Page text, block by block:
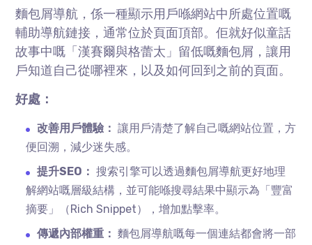
麵包屑導航，係一種顯示用戶喺網站中所處位置嘅
輔助導航鏈接，通常位於頁面頂部。佢就好似童話
故事中嘅「漢賽爾與格蕾太」留低嘅麵包屑，讓用
戶知道自己從哪裡來，以及如何回到之前的頁面。
好處：
改善用戶體驗： 讓用戶清楚了解自己嘅網站位置，方
便回溯，減少迷失感。
提升SEO： 搜索引擎可以透過麵包屑導航更好地理
解網站嘅層級結構，並可能喺搜尋結果中顯示為「豐富
摘要」（Rich Snippet），增加點擊率。
傳遞內部權重： 麵包屑導航嘅每一個連結都會將一部